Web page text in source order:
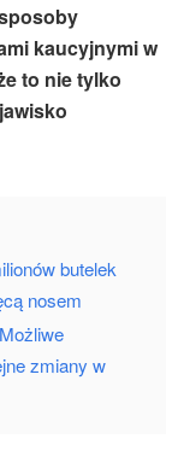
kaucyjnymi w
to nie tylko
butelek
nosem
zmiany w